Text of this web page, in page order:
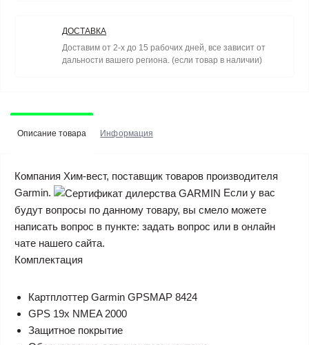
ДОСТАВКА
Доставим от 2-х до 15 рабочих дней, все зависит от
дальности вашего региона. (если товар в наличии)
Описание товара Информация
Компания Хим-вест, поставщик товаров производителя
Garmin.
Если у вас
будут вопросы по данному товару, вы смело можете
написать вопрос в пункте: задать вопрос или в онлайн
чате нашего сайта.
Комплектация
Картплоттер Garmin GPSMAP 8424
GPS 19x NMEA 2000
Защитное покрытие